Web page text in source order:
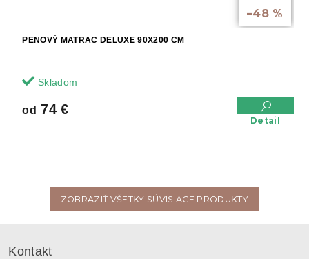
–48 %
PENOVÝ MATRAC DELUXE 90X200 CM
Skladom
od 74 €
Detail
ZOBRAZIŤ VŠETKY SÚVISIACE PRODUKTY
Kontakt